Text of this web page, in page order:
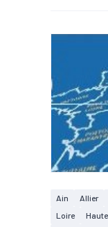
Ain Allier
Loire